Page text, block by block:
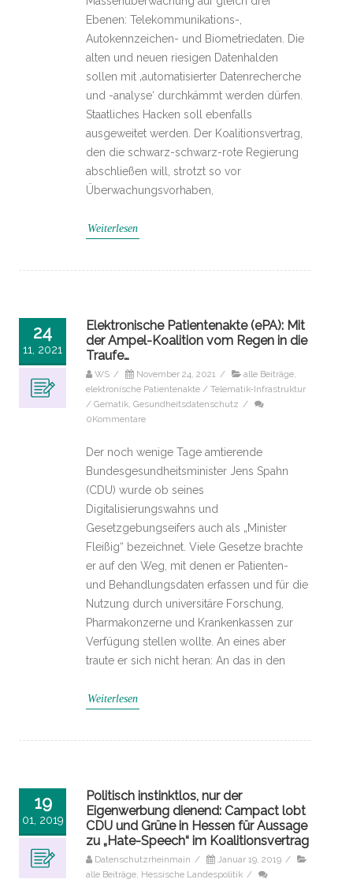
Ebenen: Telekommunikations-,
Autokennzeichen- und Biometriedaten. Die
alten und neuen riesigen Datenhalden
sollen mit ‚automatisierter Datenrecherche
und -analyse‘ durchkämmt werden dürfen.
Staatliches Hacken soll ebenfalls
ausgeweitet werden. Der Koalitionsvertrag,
den die schwarz-schwarz-rote Regierung
abschließen will, strotzt so vor
Überwachungsvorhaben,
Weiterlesen
24
11, 2021
Elektronische Patientenakte (ePA): Mit
der Ampel-Koalition vom Regen in die
Traufe…
WS / November 24, 2021 / alle Beiträge,
elektronische Patientenakte / Telematik-Infrastruktur
/ Gematik, Gesundheitsdatenschutz /
0Kommentare
Der noch wenige Tage amtierende
Bundesgesundheitsminister Jens Spahn
(CDU) wurde ob seines
Digitalisierungswahns und
Gesetzgebungseifers auch als „Minister
Fleißig“ bezeichnet. Viele Gesetze brachte
er auf den Weg, mit denen er Patienten-
und Behandlungsdaten erfassen und für die
Nutzung durch universitäre Forschung,
Pharmakonzerne und Krankenkassen zur
Verfügung stellen wollte. An eines aber
traute er sich nicht heran: An das in den
Weiterlesen
19
01, 2019
Politisch instinktlos, nur der
Eigenwerbung dienend: Campact lobt
CDU und Grüne in Hessen für Aussage
zu „Hate-Speech“ im Koalitionsvertrag
Datenschutzrheinmain / Januar 19, 2019 /
alle Beiträge, Hessische Landespolitik /